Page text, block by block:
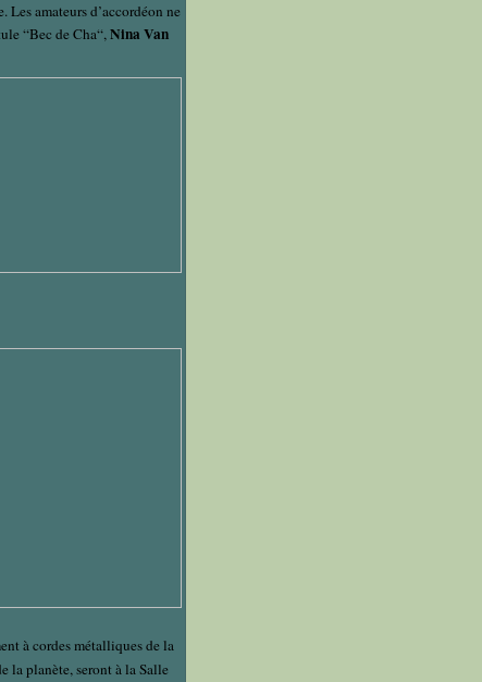
amateurs d’accordéon ne
“Bec de Cha“,Nina Van
à cordes métalliques de la
la planète, seront à la Salle